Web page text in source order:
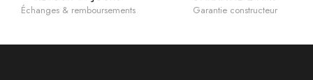
Échanges & remboursements
Garantie constructeur